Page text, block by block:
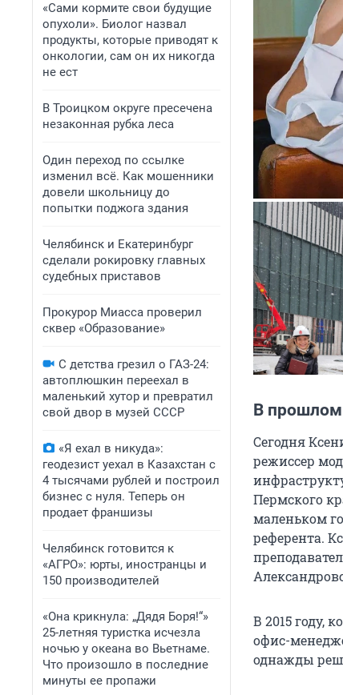
«Сами кормите свои будущие
опухоли». Биолог назвал
продукты, которые приводят к
онкологии, сам он их никогда
не ест
В Троицком округе пресечена
незаконная рубка леса
Один переход по ссылке
изменил всё. Как мошенники
довели школьницу до
попытки поджога здания
Челябинск и Екатеринбург
сделали рокировку главных
судебных приставов
Прокурор Миасса проверил
сквер «Образование»
С детства грезил о ГАЗ-24:
автоплюшкин переехал в
маленький хутор и превратил
свой двор в музей СССР
«Я ехал в никуда»:
геодезист уехал в Казахстан с
4 тысячами рублей и построил
бизнес с нуля. Теперь он
продает франшизы
Челябинск готовится к
«АГРО»: юрты, иностранцы и
150 производителей
«Она крикнула: „Дядя Боря!“»
25-летняя туристка исчезла
ночью у океана во Вьетнаме.
Что произошло в последние
минуты ее пропажи
В прошлом
Сегодня
режиссер
Пермского
маленьком
референта.
В 2015 году,
офис-
однажды